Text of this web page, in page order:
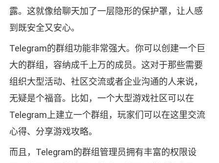
露。这就像给聊天加了一层隐形的保护罩，让人感
到既安全又安心。
Telegram的群组功能非常强大。你可以创建一个巨
大的群组，容纳成千上万的成员。这对于那些需要
组织大型活动、社区交流或者企业沟通的人来说，
无疑是个福音。比如，一个大型游戏社区可以在
Telegram上建立一个群组，玩家们可以在这里交流
心得、分享游戏攻略。
而且，Telegram的群组管理员拥有丰富的权限设